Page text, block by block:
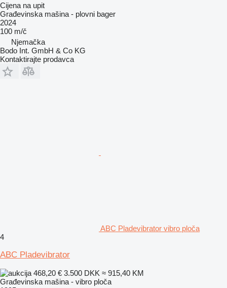
Cijena na upit
Građevinska mašina - plovni bager
2024
100 m/č
Njemačka
Bodo Int. GmbH & Co KG
Kontaktirajte prodavca
ABC Pladevibrator vibro ploča
4
ABC Pladevibrator
468,20 € 3.500 DKK ≈ 915,40 KM
Građevinska mašina - vibro ploča